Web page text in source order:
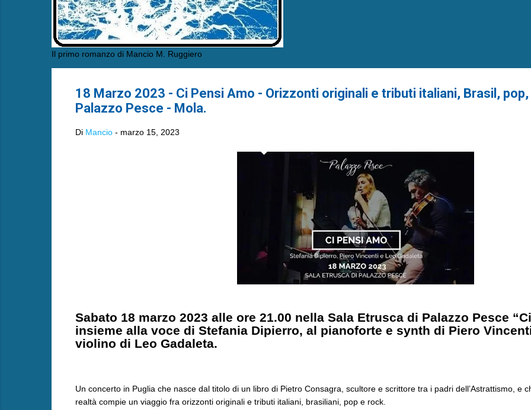
Il primo romanzo di Mancio M. Ruggiero
18 Marzo 2023 - Ci Pensi Amo - Orizzonti originali e tributi italiani, Brasil,
Palazzo Pesce - Mola.
Di Mancio - marzo 15, 2023
Sabato 18 marzo 2023 alle ore 21.00 nella Sala Etrusca di Palazzo Pesce
insieme alla voce di Stefania Dipierro, al pianoforte e synth di Piero
violino di Leo Gadaleta.
Un concerto in Puglia che nasce dal titolo di un libro di Pietro Consagra, scultore e scrittore tra i padri dell’Astrattismo, e
realtà compie un viaggio fra orizzonti originali e tributi italiani, brasiliani, pop e rock.